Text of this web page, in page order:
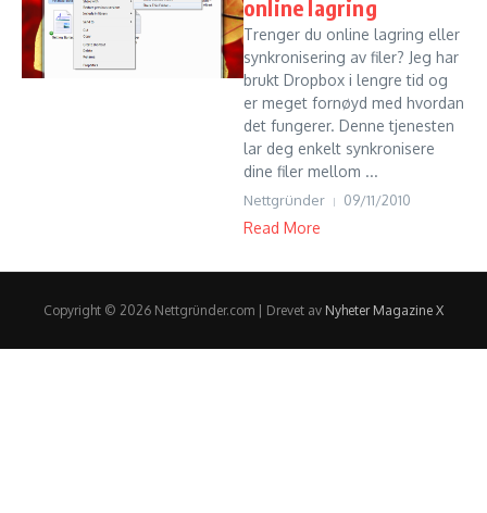
online lagring
Trenger du online lagring eller
synkronisering av filer? Jeg har
brukt Dropbox i lengre tid og
er meget fornøyd med hvordan
det fungerer. Denne tjenesten
lar deg enkelt synkronisere
dine filer mellom ...
Nettgründer 09/11/2010
Read More
Copyright © 2026 Nettgründer.com | Drevet av Nyheter Magazine X